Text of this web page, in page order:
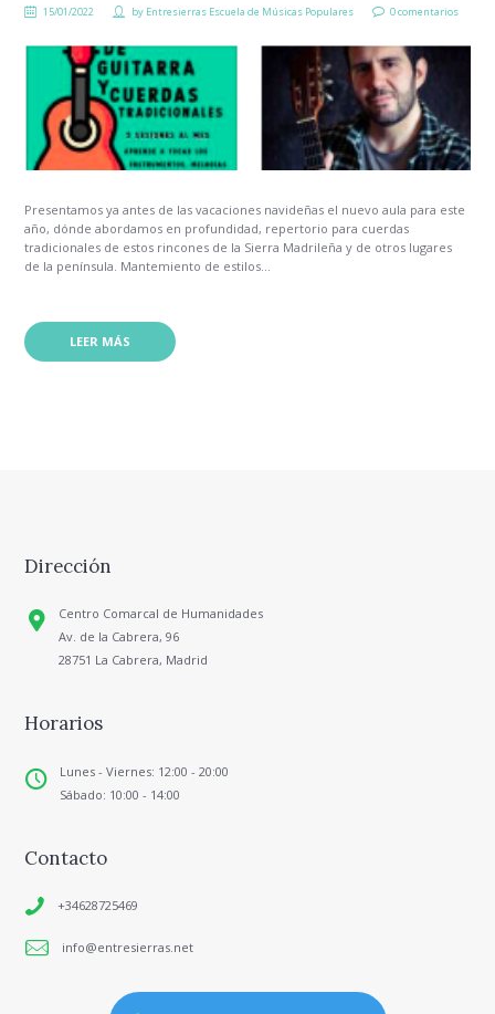
15/01/2022 by Entresierras Escuela de Músicas Populares 0 comentarios
Presentamos ya antes de las vacaciones navideñas el nuevo aula para este
año, dónde abordamos en profundidad, repertorio para cuerdas
tradicionales de estos rincones de la Sierra Madrileña y de otros lugares
de la península. Mantemiento de estilos...
LEER MÁS
Dirección
Centro Comarcal de Humanidades
Av. de la Cabrera, 96
28751 La Cabrera, Madrid
Horarios
Lunes - Viernes: 12:00 - 20:00
Sábado: 10:00 - 14:00
Contacto
+34628725469
info@entresierras.net